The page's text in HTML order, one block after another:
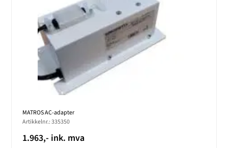
MATROS AC-adapter
Artikkelnr.: 335350
1.963,- ink. mva